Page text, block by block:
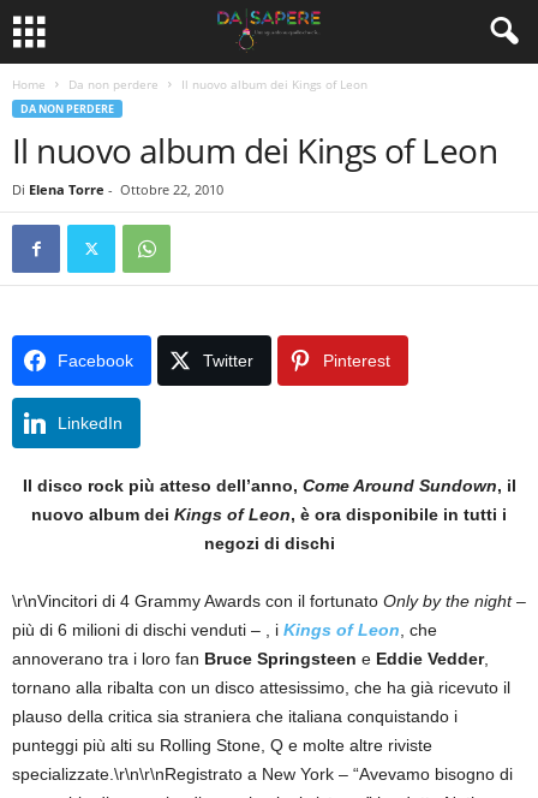
Home Da non perdere Il nuovo album dei Kings of Leon
DA NON PERDERE
Il nuovo album dei Kings of Leon
Di Elena Torre - Ottobre 22, 2010
Facebook Twitter Pinterest
LinkedIn
Il disco rock più atteso dell’anno, Come Around Sundown, il
nuovo album dei Kings of Leon, è ora disponibile in tutti i
negozi di dischi
\r\nVincitori di 4 Grammy Awards con il fortunato Only by the night–
più di 6 milioni di dischi venduti – , i Kings of Leon , che
annoverano tra i loro fan Bruce Springsteen e Eddie Vedder,
tornano alla ribalta con un disco attesissimo, che ha già ricevuto il
plauso della critica sia straniera che italiana conquistando i
punteggi più alti su Rolling Stone, Q e molte altre riviste
specializzate.\r\n\r\nRegistrato a New York – “Avevamo bisogno di